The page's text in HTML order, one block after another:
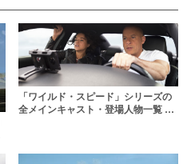
「ワイルド・スピード」シリーズの
全メインキャスト・登場人物一覧 最